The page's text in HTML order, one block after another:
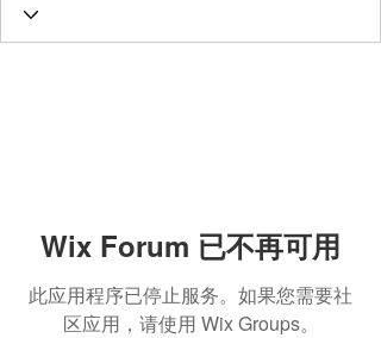
Wix Forum 已不再可用
此应用程序已停止服务。如果您需要社
区应用，请使用 Wix Groups。